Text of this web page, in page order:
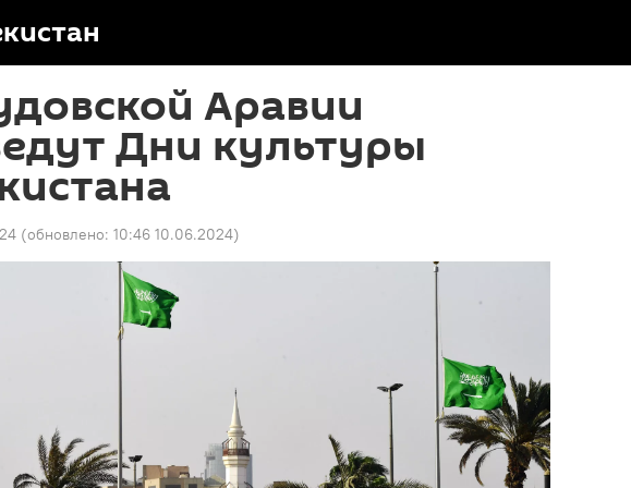
Аравии
Дни культуры
(обновлено: 10:46 10.06.2024)